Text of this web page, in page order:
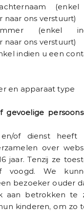
ons verstuurt)
(enkel
ons verstuurt)
indien u een
en apparaat type
gevoelige
of dienst heeft
over
jaar. Tenzij ze
voogd. We
bezoeker ouder
aan betrokken te
kinderen, om zo